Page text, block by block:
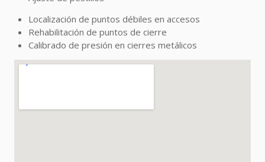
Localización de puntos débiles en accesos
Rehabilitación de puntos de cierre
Calibrado de presión en cierres metálicos